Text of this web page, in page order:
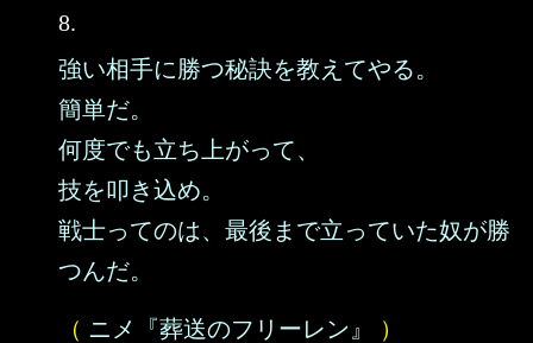
8.
強い相手に勝つ秘訣を教えてやる。
簡単だ。
何度でも立ち上がって、
技を叩き込め。
戦士ってのは、最後まで立っていた奴が勝
つんだ。
（ ニメ『葬送のフリーレン』
）